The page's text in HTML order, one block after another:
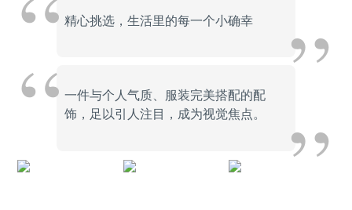
精心挑选，生活里的每一个小确幸
一件与个人气质、服装完美搭配的配
饰，足以引人注目，成为视觉焦点。